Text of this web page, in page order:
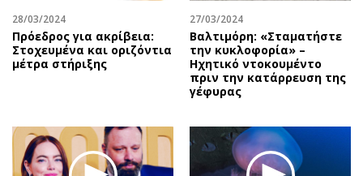
28/03/2024
Πρόεδρος για ακρίβεια:
Στοχευμένα και οριζόντια
μέτρα στήριξης
27/03/2024
Βαλτιμόρη: «Σταματήστε
την κυκλοφορία» –
Ηχητικό ντοκουμέντο
πριν την κατάρρευση της
γέφυρας